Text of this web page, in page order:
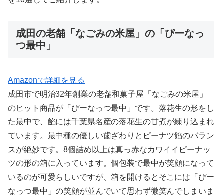
成田の老舗「なごみの米屋」の「ぴーなっ
つ最中」
Amazonで詳細を見る
成田市で明治32年創業の老舗和菓子屋「なごみの米屋」
のヒット商品が「ぴーなっつ最中」です。落花生の形をし
た最中で、餡には千葉県名産の落花生の甘煮が練り込まれ
ています。最中種の優しい歯ざわりとピーナツ餡のバラン
スが絶妙です。8個詰め以上は真っ赤なカワイイピーナッ
ツの形の箱に入っています。個包装で最中が笑顔になって
いるのが可愛らしいですが、箱を開けるとそこには「ぴー
なっつ最中」の笑顔が並んでいて思わず微笑んでしまいま